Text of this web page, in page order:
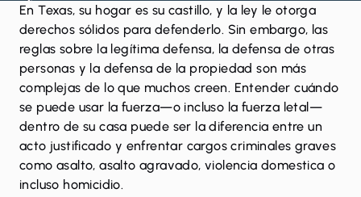
En Texas, su hogar es su castillo, y la ley le otorga
derechos sólidos para defenderlo. Sin embargo, las
reglas sobre la legítima defensa, la defensa de otras
personas y la defensa de la propiedad son más
complejas de lo que muchos creen. Entender cuándo
se puede usar la fuerza—o incluso la fuerza letal—
dentro de su casa puede ser la diferencia entre un
acto justificado y enfrentar cargos criminales graves
como asalto,asalto agravado,violencia domestica o
incluso homicidio.